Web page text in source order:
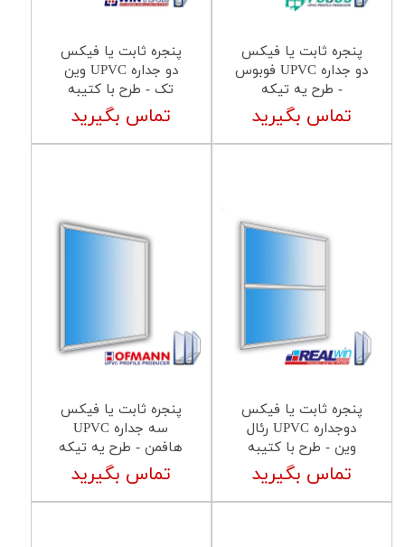
پنجره ثابت یا فیکس
دو جداره UPVC فوبوس
- طرح یه تیکه
تماس بگیرید
پنجره ثابت یا فیکس
دو جداره UPVC وین
تک - طرح با کتیبه
تماس بگیرید
پنجره ثابت یا فیکس
دوجداره UPVC رئال
وین - طرح با کتیبه
تماس بگیرید
پنجره ثابت یا فیکس
سه جداره UPVC
هافمن - طرح یه تیکه
تماس بگیرید